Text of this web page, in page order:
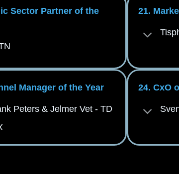
Sector Partner of the
21.
Manager of the Year
Peters & Jelmer Vet - TD
24. CxO